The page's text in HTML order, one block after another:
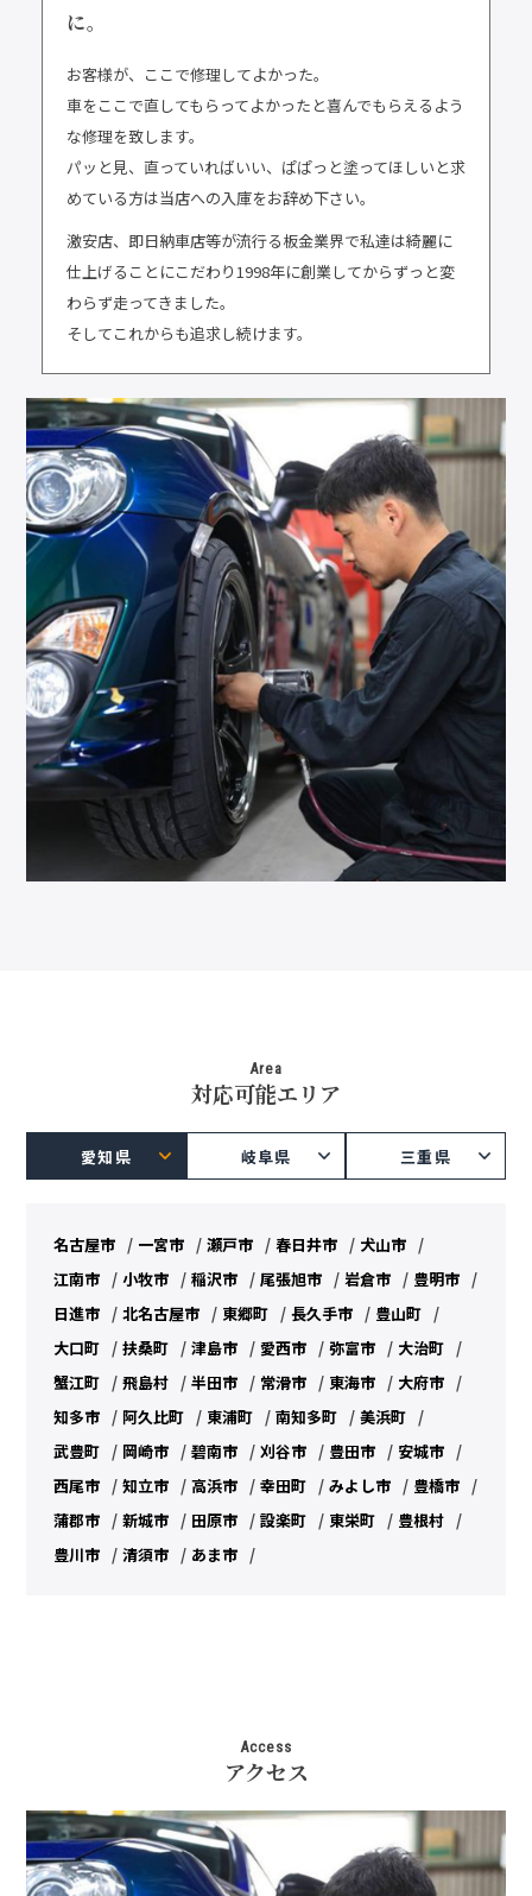
に。
お客様が、ここで修理してよかった。
車をここで直してもらってよかったと喜んでもらえるよう
な修理を致します。
パッと見、直っていればいい、ぱぱっと塗ってほしいと求
めている方は当店への入庫をお辞め下さい。
激安店、即日納車店等が流行る板金業界で私達は綺麗に
仕上げることにこだわり1998年に創業してからずっと変
わらず走ってきました。
そしてこれからも追求し続けます。
Area
対応可能エリア
愛知県 岐阜県 三重県
名古屋市 一宮市 瀬戸市 春日井市
犬山市
江南市
小牧市 稲沢市 尾張旭市 岩倉市
豊明市
日進市
北名古屋市 東郷町 長久手市
豊山町
大口町
扶桑町 津島市 愛西市 弥富市
大治町
蟹江町
飛島村 半田市 常滑市 東海市
大府市
知多市
阿久比町 東浦町 南知多町
美浜町
武豊町
岡崎市 碧南市 刈谷市 豊田市
安城市
西尾市
知立市 高浜市 幸田町 みよし市
豊橋市
蒲郡市
新城市 田原市 設楽町 東栄町
豊根村
豊川市
清須市 あま市
Access
アクセス